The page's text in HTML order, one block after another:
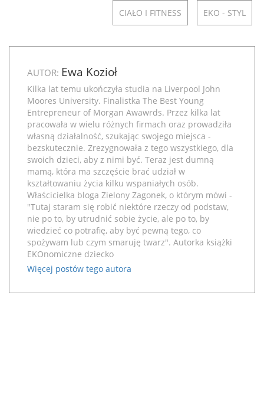
CIAŁO I FITNESS EKO - STYL
AUTOR: Ewa Kozioł
Kilka lat temu ukończyła studia na Liverpool John
Moores University. Finalistka The Best Young
Entrepreneur of Morgan Awawrds. Przez kilka lat
pracowała w wielu różnych firmach oraz prowadziła
własną działalność, szukając swojego miejsca -
bezskutecznie. Zrezygnowała z tego wszystkiego, dla
swoich dzieci, aby z nimi być. Teraz jest dumną
mamą, która ma szczęście brać udział w
kształtowaniu życia kilku wspaniałych osób.
Właścicielka bloga Zielony Zagonek, o którym mówi -
"Tutaj staram się robić niektóre rzeczy od podstaw,
nie po to, by utrudnić sobie życie, ale po to, by
wiedzieć co potrafię, aby być pewną tego, co
spożywam lub czym smaruję twarz". Autorka książki
EKOnomiczne dziecko
Więcej postów tego autora